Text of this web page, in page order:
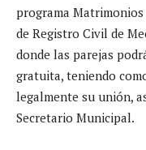
programa
de Registro Civil de
donde las parejas
gratuita, teniendo
legalmente su unión,
Secretario Municipal.